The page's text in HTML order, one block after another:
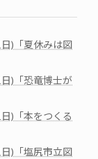
)「夏休みは図
)「恐竜博士が
)「本をつくる
)「塩尻市立図